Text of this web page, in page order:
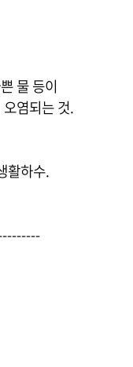
물 등이
염되는 것.
활하수.